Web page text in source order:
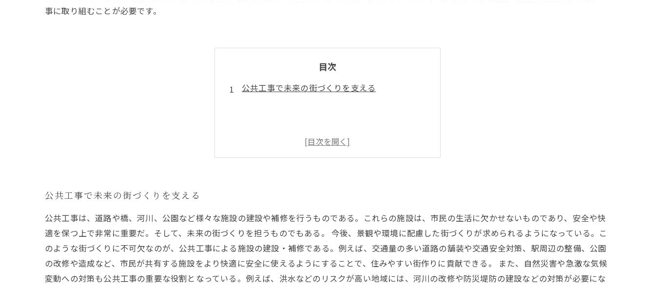
事に取り組むことが必要です。
目次
公共工事で未来の街づくりを支える
公共工事で未来の街づくりを支える
公共工事は、道路や橋、河川、公園など様々な施設の建設や補修を行うものである。これらの施設は、市民の生活に欠かせないものであり、安全や快
適を保つ上で非常に重要だ。そして、未来の街づくりを担うものでもある。 今後、景観や環境に配慮した街づくりが求められるようになっている。こ
のような街づくりに不可欠なのが、公共工事による施設の建設・補修である。例えば、交通量の多い道路の舗装や交通安全対策、駅周辺の整備、公園
の改修や造成など、市民が共有する施設をより快適に安全に使えるようにすることで、住みやすい街作りに貢献できる。 また、自然災害や急激な気候
変動への対策も公共工事の重要な役割となっている。例えば、洪水などのリスクが高い地域には、河川の改修や防災堤防の建設などの対策が必要にな